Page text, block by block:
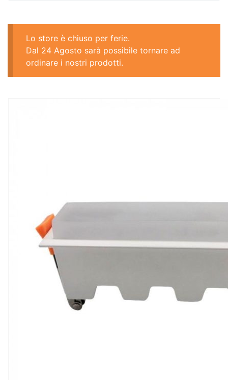
Lo store è chiuso per ferie.
Dal 24 Agosto sarà possibile tornare ad
ordinare i nostri prodotti.